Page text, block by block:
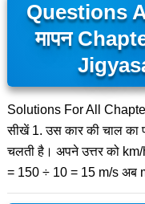
Questions
मापन
Solutions For All
सीखें 1. उस कार की चाल का
चलती है। अपने उत्तर को km/
= 150 ÷ 10 = 15 m/s अब